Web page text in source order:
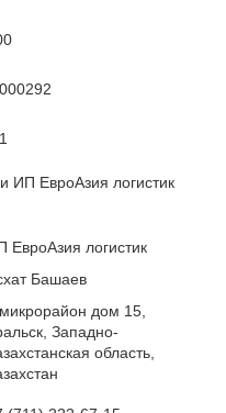
ИП ЕвроАзия логистик
ЕвроАзия логистик
Башаев
дом 15,
Западно-
область,